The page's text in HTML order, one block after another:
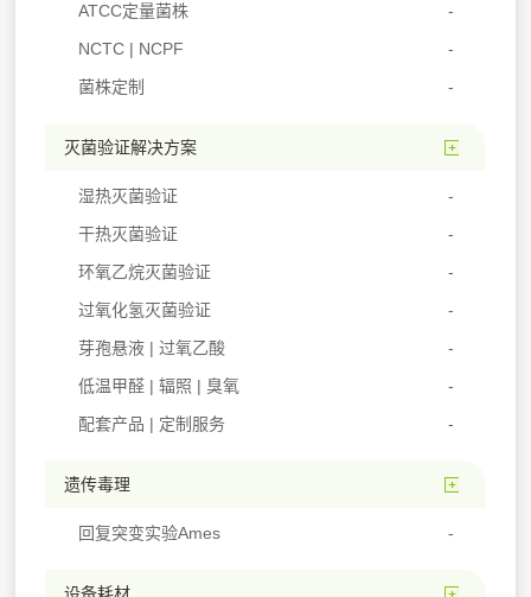
ATCC定量菌株
NCTC | NCPF
菌株定制
灭菌验证解决方案
湿热灭菌验证
干热灭菌验证
环氧乙烷灭菌验证
过氧化氢灭菌验证
芽孢悬液 | 过氧乙酸
低温甲醛 | 辐照 | 臭氧
配套产品 | 定制服务
遗传毒理
回复突变实验Ames